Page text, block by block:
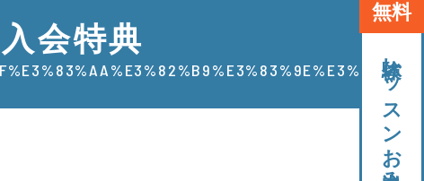
無料
体験レッスンお申込み
会特典